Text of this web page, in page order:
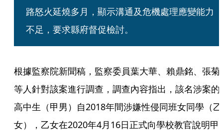
路怒火延燒多月，顯示溝通及危機處理應變能力
不足，要求縣府督促檢討。
根據監察院新聞稿，監察委員葉大華、賴鼎銘、張菊
等人針對該案進行調查，調查內容指出，該名涉案的
高中生（甲男）自2018年間涉嫌性侵同班女同學（乙
女），乙女在2020年4月16日正式向學校教官說明甲